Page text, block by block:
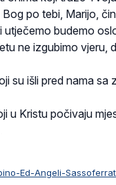
po tebi, Marijo,
utječemo budemo
ne izgubimo vjeru,
su išli pred nama
u Kristu počivaju
Ed-Angeli-